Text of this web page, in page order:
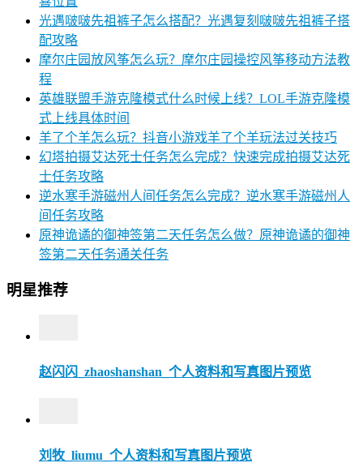
光遇啵啵先祖裤子怎么搭配？光遇复刻啵啵先祖裤子搭
配攻略
摩尔庄园放风筝怎么玩？摩尔庄园操控风筝移动方法教
程
英雄联盟手游克隆模式什么时候上线？LOL手游克隆模
式上线具体时间
羊了个羊怎么玩？抖音小游戏羊了个羊玩法过关技巧
幻塔拍摄艾达死士任务怎么完成？快速完成拍摄艾达死
士任务攻略
逆水寒手游磁州人间任务怎么完成？逆水寒手游磁州人
间任务攻略
原神诡谲的御神签第二天任务怎么做？原神诡谲的御神
签第二天任务通关任务
明星推荐
赵闪闪_zhaoshanshan_个人资料和写真图片预览
刘牧_liumu_个人资料和写真图片预览